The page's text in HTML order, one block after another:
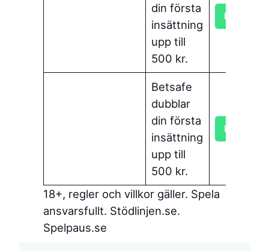
din första
insättning
upp till
500 kr.
Hämta
Betsafe
dubblar
din första
insättning
upp till
500 kr.
Hämta
18+, regler och villkor gäller. Spela
ansvarsfullt. Stödlinjen.se.
Spelpaus.se